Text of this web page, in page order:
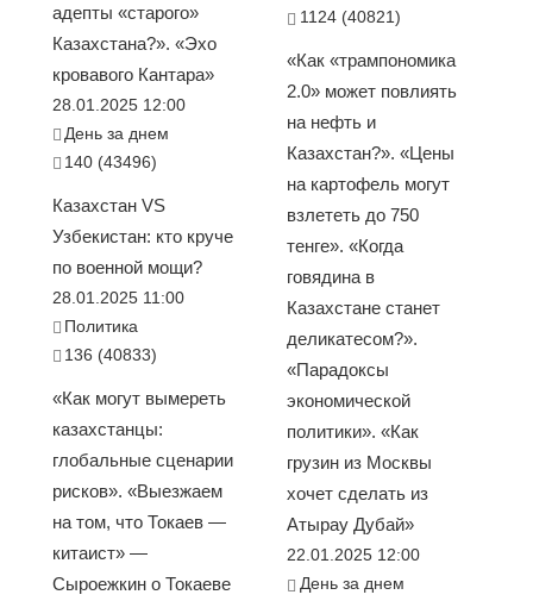
адепты «старого»
Казахстана?». «Эхо
кровавого Кантара»
28.01.2025 12:00
День за днем
140 (43496)
Казахстан VS
Узбекистан: кто круче
по военной мощи?
28.01.2025 11:00
Политика
136 (40833)
«Как могут вымереть
казахстанцы:
глобальные сценарии
рисков». «Выезжаем
на том, что Токаев —
китаист» —
Сыроежкин о Токаеве
1124 (40821)
«Как «трампономика
2.0» может повлиять
на нефть и
Казахстан?». «Цены
на картофель могут
взлететь до 750
тенге». «Когда
говядина в
Казахстане станет
деликатесом?».
«Парадоксы
экономической
политики». «Как
грузин из Москвы
хочет сделать из
Атырау Дубай»
22.01.2025 12:00
День за днем